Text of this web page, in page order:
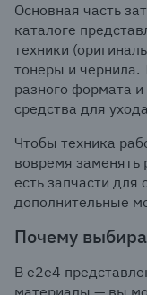
Основная часть
каталоге
техники
тонеры и чернила.
разного формата
средства для
Чтобы техника
вовремя заменять
есть запчасти для
дополнительные
Почему
В e2e4